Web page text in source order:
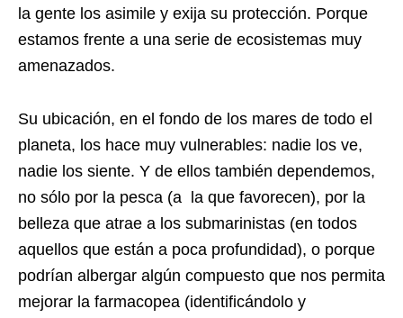
la gente los asimile y exija su protección. Porque
estamos frente a una serie de ecosistemas muy
amenazados.
Su ubicación, en el fondo de los mares de todo el
planeta, los hace muy vulnerables: nadie los ve,
nadie los siente. Y de ellos también dependemos,
no sólo por la pesca (a la que favorecen), por la
belleza que atrae a los submarinistas (en todos
aquellos que están a poca profundidad), o porque
podrían albergar algún compuesto que nos permita
mejorar la farmacopea (identificándolo y